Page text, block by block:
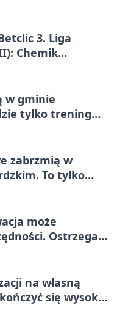
3. Liga
Chemik
w gminie
tylko trening
zabrzmią w
To tylko
może
Ostrzega
na własną
się wysoką